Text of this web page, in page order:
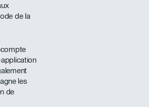
de la
les
de